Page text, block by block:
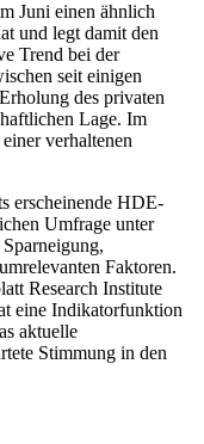
Juni einen ähnlich
und legt damit den
Trend bei der
seit einigen
des privaten
Lage. Im
verhaltenen
erscheinende HDE-
Umfrage unter
Faktoren.
Research Institute
eine Indikatorfunktion
aktuelle
Stimmung in den